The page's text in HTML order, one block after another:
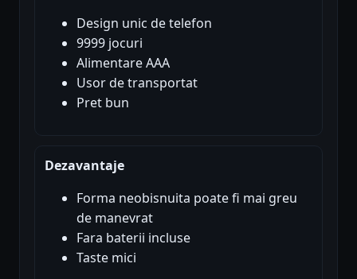
Design unic de telefon
9999 jocuri
Alimentare AAA
Usor de transportat
Pret bun
Dezavantaje
Forma neobisnuita poate fi mai greu
de manevrat
Fara baterii incluse
Taste mici